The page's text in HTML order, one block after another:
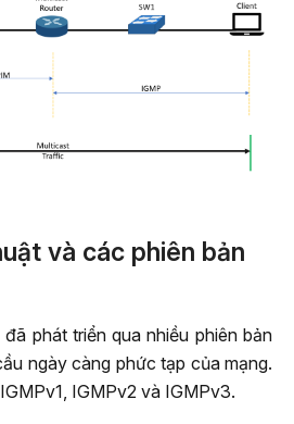
và các phiên bản
phát triển qua nhiều phiên bản
ngày càng phức tạp của mạng.
IGMPv2 và IGMPv3.